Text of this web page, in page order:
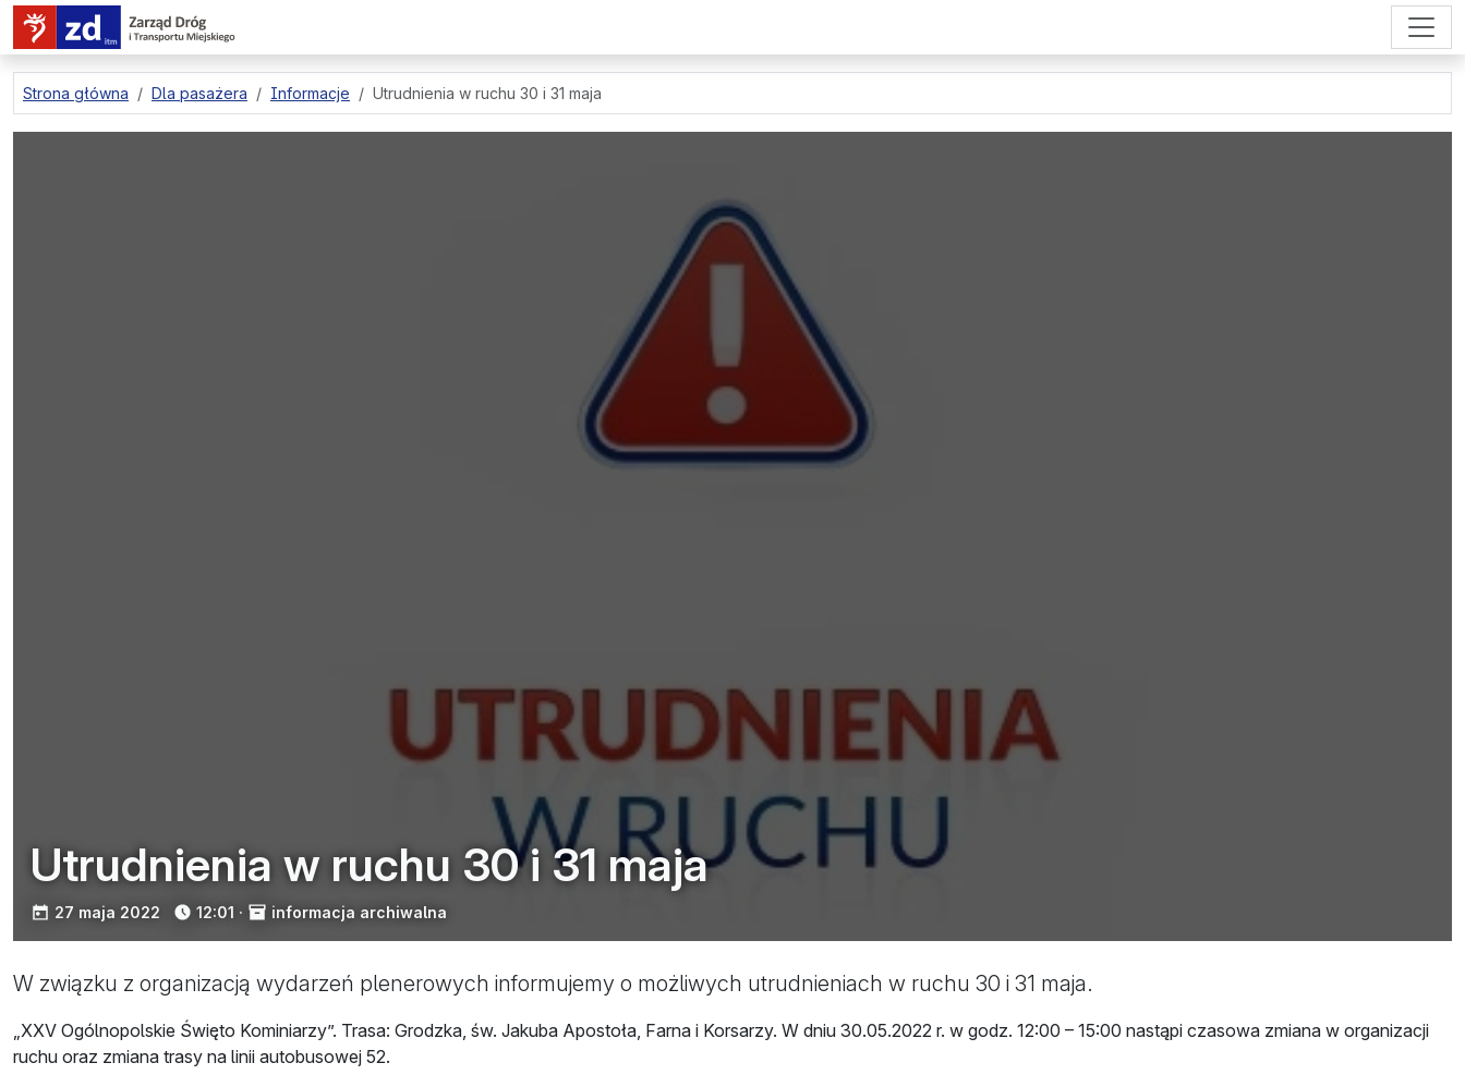
przejdź do treści strony
Strona główna Dla pasażera Informacje Utrudnienia w ruchu 30 i 31 maja
Utrudnienia w ruchu 30 i 31 maja
opublikowano:
27 maja 2022 12:01 · informacja archiwalna
W związku z organizacją wydarzeń plenerowych informujemy o możliwych utrudnieniach w ruchu 30 i 31 maja.
„XXV Ogólnopolskie Święto Kominiarzy”. Trasa: Grodzka, św. Jakuba Apostoła, Farna i Korsarzy. W dniu 30.05.2022 r. w godz. 12:00 – 15:00 nastąpi czasowa zmiana w organizacji
ruchu oraz zmiana trasy na linii autobusowej 52.